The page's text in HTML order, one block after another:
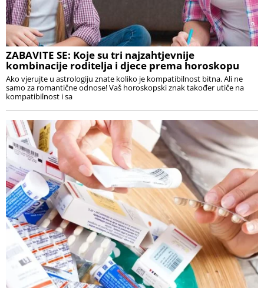
ZABAVITE SE: Koje su tri najzahtjevnije
kombinacije roditelja i djece prema horoskopu
Ako vjerujte u astrologiju znate koliko je kompatibilnost bitna. Ali ne
samo za romantične odnose! Vaš horoskopski znak također utiče na
kompatibilnost i sa